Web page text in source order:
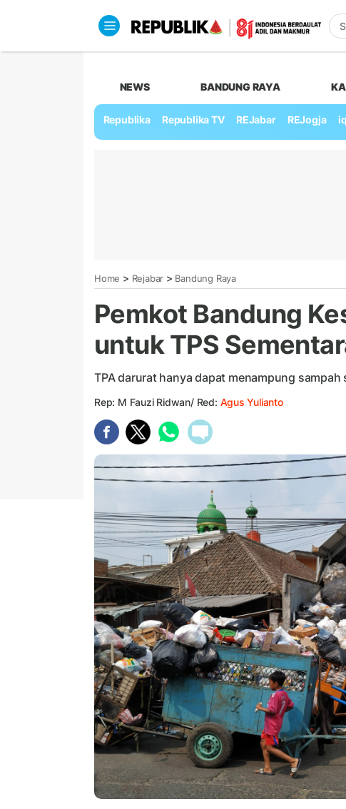
NEWS BANDUNG RAYA
Republika Republika TV REJabar REJogja
Home > Rejabar > Bandung Raya
Pemkot Bandung
untuk TPS
TPA darurat hanya dapat menampung
Rep: M Fauzi Ridwan/ Red: Agus Yulianto